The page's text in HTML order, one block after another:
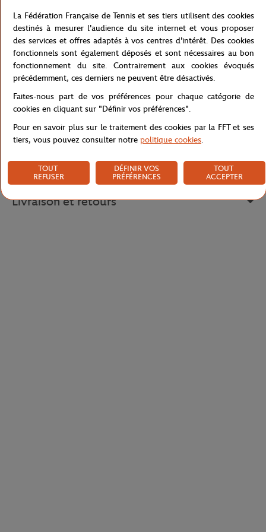
Chapeau emblématique du tournoi Roland-Garros, le panama
ivoire et terre battue est un incontournable. En paille véritable, cet
accessoire indémodable est indispensable pour assister aux matchs
sous un grand soleil d'été. Iconique de l'élégance à la française,
cet élégant chapeau habille depuis 1928 les tètes des plus grands
spectateurs.
Référence :RCPA0119-TBA
Caractéristiques
Livraison et retours
La Fédération Française de Tennis et ses tiers utilisent des cookies
destinés à mesurer l'audience du site internet et vous proposer
des services et offres adaptés à vos centres d'intérêt. Des cookies
fonctionnels sont également déposés et sont nécessaires au bon
fonctionnement du site. Contrairement aux cookies évoqués
précédemment, ces derniers ne peuvent être désactivés.
Faites-nous part de vos préférences pour chaque catégorie de
cookies en cliquant sur "Définir vos préférences".
Pour en savoir plus sur le traitement des cookies par la FFT et ses
tiers, vous pouvez consulter notre politique cookies.
TOUT
REFUSER
DÉFINIR VOS
PRÉFÉRENCES
TOUT
ACCEPTER